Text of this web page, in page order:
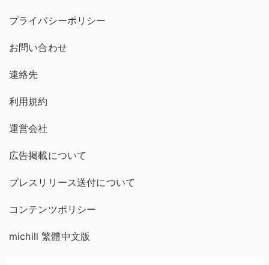
プライバシーポリシー
お問い合わせ
連絡先
利用規約
運営会社
広告掲載について
プレスリリース送付について
コンテンツポリシー
michill 繁體中文版